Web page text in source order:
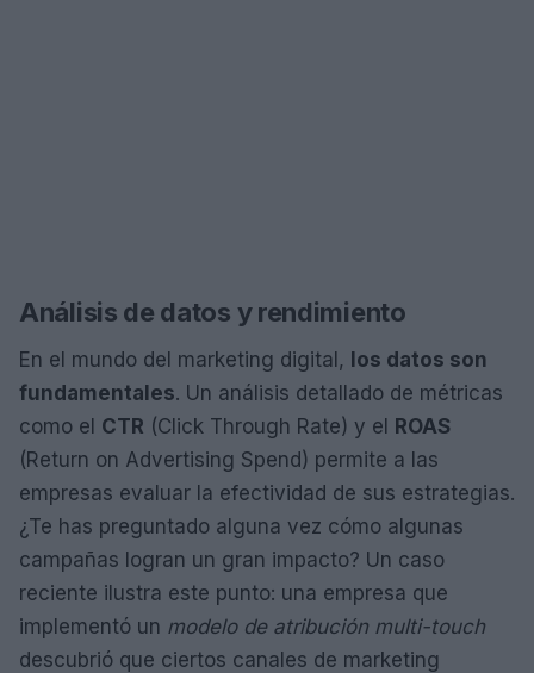
Análisis de datos y rendimiento
En el mundo del marketing digital, los datos son
fundamentales. Un análisis detallado de métricas
como el CTR (Click Through Rate) y el ROAS
(Return on Advertising Spend) permite a las
empresas evaluar la efectividad de sus estrategias.
¿Te has preguntado alguna vez cómo algunas
campañas logran un gran impacto? Un caso
reciente ilustra este punto: una empresa que
implementó un modelo de atribución multi-touch
descubrió que ciertos canales de marketing